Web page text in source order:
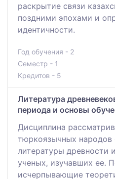
раскрытие связи
поздними эпохами и
идентичности.
Год обучения - 2
Семестр - 1
Кредитов - 5
Литература
периода и основы
Дисциплина
тюркоязычных народов
литературы древности
ученых, изучавших ее.
исчерпывающие